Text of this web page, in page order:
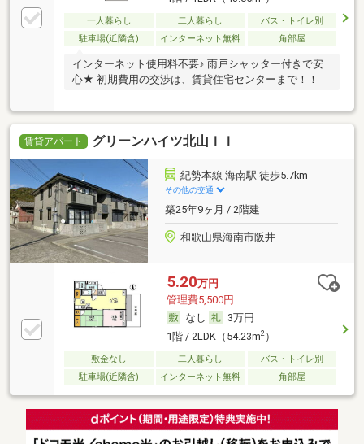
一人暮らし 二人暮らし
バス・トイレ別
駐車場(近隣含)
インターネット無料 角部屋
インターネット使用料不要♪ 雨戸シャッター付きで安
心★ 初期費用の交渉は、賃貸住宅センターまで！！
賃貸アパート グリーンハイツ北山ＩＩ
紀勢本線 海南駅 徒歩5.7km
その他の交通
築25年9ヶ月 / 2階建
和歌山県海南市阪井
5.20万円
管理費5,500円
なし
3万円
1階 / 2LDK（54.23m2）
敷金なし 二人暮らし
バス・トイレ別
駐車場(近隣含)
インターネット無料 角部屋